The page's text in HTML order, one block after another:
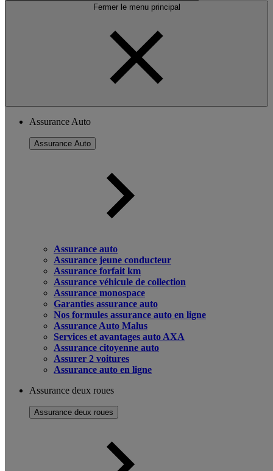
Fermer le menu principal
Assurance Auto
Assurance Auto
Assurance auto
Assurance jeune conducteur
Assurance forfait km
Assurance véhicule de collection
Assurance monospace
Garanties assurance auto
Nos formules assurance auto en ligne
Assurance Auto Malus
Services et avantages auto AXA
Assurance citoyenne auto
Assurer 2 voitures
Assurance auto en ligne
Assurance deux roues
Assurance deux roues